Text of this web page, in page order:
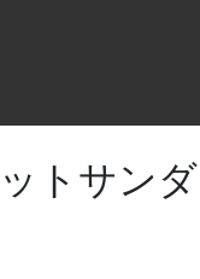
トサンダ